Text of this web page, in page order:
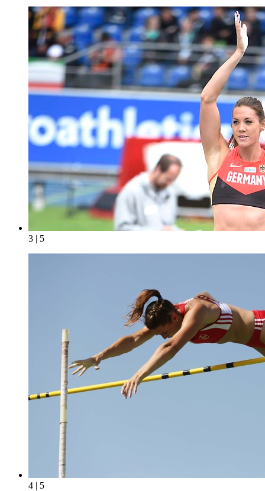
3 | 5
4 | 5